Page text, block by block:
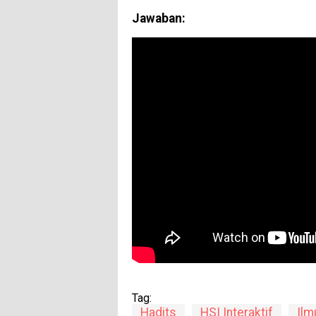
Jawaban:
Tag:
Hadits HSI Interaktif